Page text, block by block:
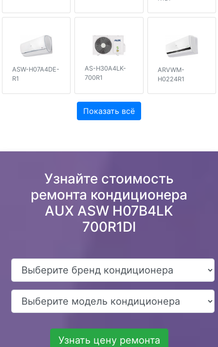
ASW-H07A4DE-
R1
AS-H30A4LK-
700R1
ARVWM-
H0224R1
Показать всё
Узнайте стоимость
ремонта кондиционера
AUX ASW H07B4LK
700R1DI
Узнать цену ремонта